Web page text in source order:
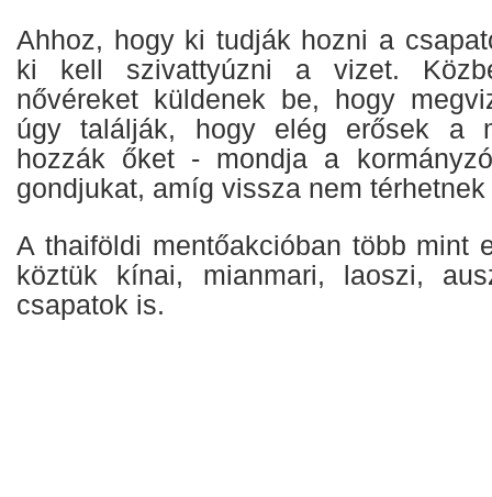
Ahhoz, hogy ki tudják hozni a
ki kell szivattyúzni a vizet.
nővéreket küldenek be, hogy
úgy találják, hogy elég erősek a
hozzák őket - mondja a
gondjukat, amíg vissza nem
A thaiföldi mentőakcióban több mint
köztük kínai, mianmari, laoszi,
csapatok is.